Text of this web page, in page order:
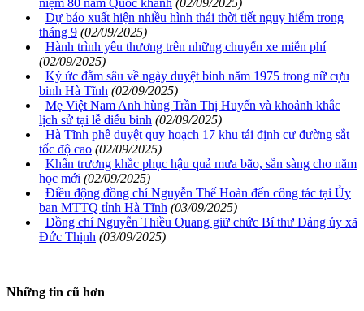
Dự báo xuất hiện nhiều hình thái thời tiết nguy hiểm trong
tháng 9 (02/09/2025)
Hành trình yêu thương trên những chuyến xe miễn phí
(02/09/2025)
Ký ức đằm sâu về ngày duyệt binh năm 1975 trong nữ cựu
binh Hà Tĩnh (02/09/2025)
Mẹ Việt Nam Anh hùng Trần Thị Huyến và khoảnh khắc
lịch sử tại lễ diễu binh (02/09/2025)
Hà Tĩnh phê duyệt quy hoạch 17 khu tái định cư đường sắt
tốc độ cao (02/09/2025)
Khẩn trương khắc phục hậu quả mưa bão, sẵn sàng cho năm
học mới (02/09/2025)
Điều động đồng chí Nguyễn Thế Hoàn đến công tác tại Ủy
ban MTTQ tỉnh Hà Tĩnh (03/09/2025)
Đồng chí Nguyễn Thiều Quang giữ chức Bí thư Đảng ủy xã
Đức Thịnh (03/09/2025)
Những tin cũ hơn